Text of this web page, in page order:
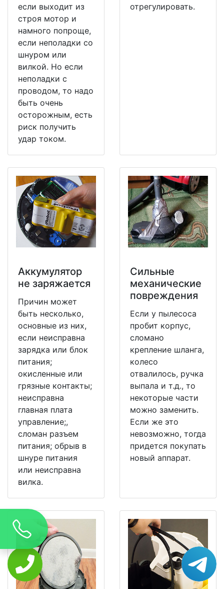
если выходит из
строя мотор и
намного попроще,
если неполадки со
шнуром или
вилкой. Но если
неполадки с
проводом, то надо
быть очень
осторожным, есть
риск получить
удар током.
отрегулировать.
Аккумулятор
не заряжается
Причин может
быть несколько,
основные из них,
если неисправна
зарядка или блок
питания;
окисленные или
грязные контакты;
неисправна
главная плата
управление;,
сломан разъем
питания; обрыв в
шнуре питания
или неисправна
вилка.
Сильные
механические
повреждения
Если у пылесоса
пробит корпус,
сломано
крепление шланга,
колесо
отвалилось, ручка
выпала и т.д., то
некоторые части
можно заменить.
Если же это
невозможно, тогда
придется покупать
новый аппарат.